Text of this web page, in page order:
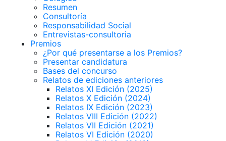
Resumen
Consultoría
Responsabilidad Social
Entrevistas-consultoria
Premios
¿Por qué presentarse a los Premios?
Presentar candidatura
Bases del concurso
Relatos de ediciones anteriores
Relatos XI Edición (2025)
Relatos X Edición (2024)
Relatos IX Edición (2023)
Relatos VIII Edición (2022)
Relatos VII Edición (2021)
Relatos VI Edición (2020)